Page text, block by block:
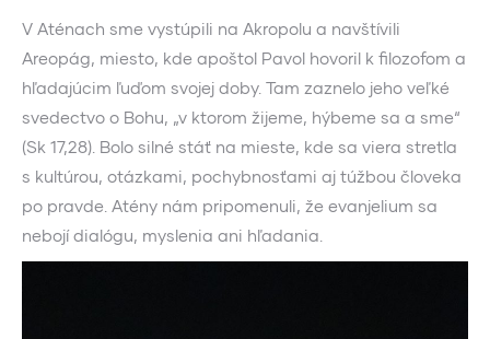
V Aténach sme vystúpili na Akropolu a navštívili
Areopág, miesto, kde apoštol Pavol hovoril k filozofom a
hľadajúcim ľuďom svojej doby. Tam zaznelo jeho veľké
svedectvo o Bohu, „v ktorom žijeme, hýbeme sa a sme“
(Sk 17,28). Bolo silné stáť na mieste, kde sa viera stretla
s kultúrou, otázkami, pochybnosťami aj túžbou človeka
po pravde. Atény nám pripomenuli, že evanjelium sa
nebojí dialógu, myslenia ani hľadania.